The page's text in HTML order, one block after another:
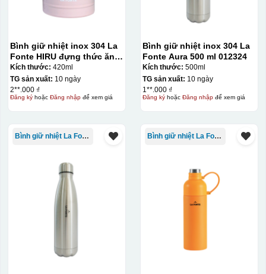
In lưới
thuật in ấn sử dụng một tấm lưới được phủ hóa chất cảm
quang, trong đó hình ảnh cần in được phơi sáng tạo
thành khuôn. Mực in được đẩy qua các lỗ nhỏ trên lưới
bằng một thanh gạt (squeegee) để in lên bề mặt sản
khác nhau, độ bền cao, có thể in trên nhiều chất liệu và
quy trình chuẩn bị kỹ lưỡng và chi phí setup ban đầu
tương đối cao.
Chất liệu:
Bình giữ nhiệt inox 304 La
Fonte HIRU đựng thức ăn
420 ml – 012348
Kích thước: 420ml
TG sản xuất: 10 ngày
2**.000 ₫
Đăng kýhoặc Đăng nhậpđể xem giá
Bình giữ nhiệt inox 304 La
Fonte Aura 500 ml 012324
Kích thước: 500ml
TG sản xuất: 10 ngày
1**.000 ₫
Đăng kýhoặc Đăng nhậpđể xem giá
Bình giữ nhiệt La Fonte Bình giữ nhiệt La Fonte